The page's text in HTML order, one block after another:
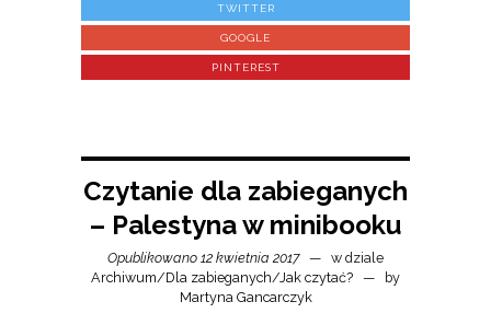
TWITTER
GOOGLE
PINTEREST
Czytanie dla zabieganych
– Palestyna w minibooku
Opublikowano 12 kwietnia 2017
w dziale
Archiwum/Dla zabieganych/Jak czytać?
by
Martyna Gancarczyk